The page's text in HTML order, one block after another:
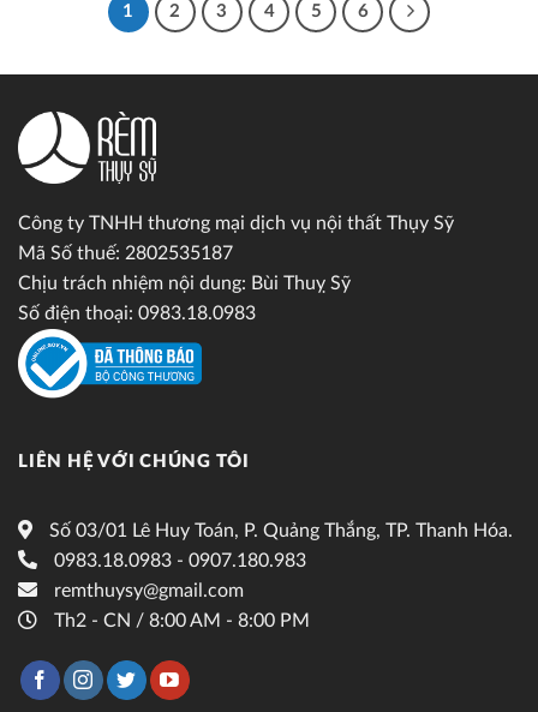
1 2 3 4 5 6
Công ty TNHH thương mại dịch vụ nội thất Thụy Sỹ
Mã Số thuế: 2802535187
Chịu trách nhiệm nội dung: Bùi Thuỵ Sỹ
Số điện thoại: 0983.18.0983
LIÊN HỆ VỚI CHÚNG TÔI
Số 03/01 Lê Huy Toán, P. Quảng Thắng, TP. Thanh Hóa.
0983.18.0983 - 0907.180.983
remthuysy@gmail.com
Th2 - CN / 8:00 AM - 8:00 PM